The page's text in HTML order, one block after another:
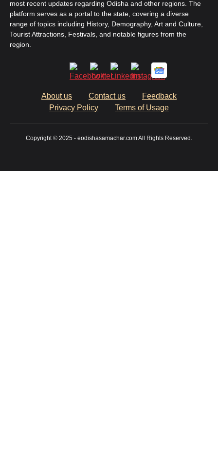
most recent updates regarding Odisha and other regions. The
platform serves as a portal to the state, covering a diverse
range of topics including History, Demography, Art and Culture,
Tourist Attractions, Festivals, and notable figures from the
region.
About us Contact us
Feedback
Privacy Policy
Terms of Usage
Copyright © 2025 - eodishasamachar.com All Rights Reserved.